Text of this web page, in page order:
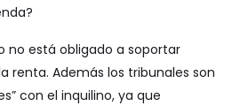
no está obligado a soportar
renta. Además los tribunales son
con el inquilino, ya que